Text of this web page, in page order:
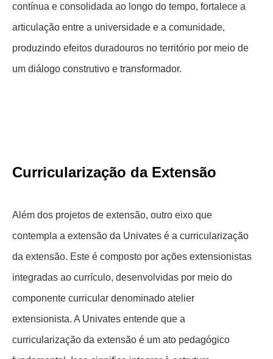
contínua e consolidada ao longo do tempo, fortalece a
articulação entre a universidade e a comunidade,
produzindo efeitos duradouros no território por meio de
um diálogo construtivo e transformador.
Curricularização da Extensão
Além dos projetos de extensão, outro eixo que
contempla a extensão da Univates é a curricularização
da extensão. Este é composto por ações extensionistas
integradas ao currículo, desenvolvidas por meio do
componente curricular denominado atelier
extensionista. A Univates entende que a
curricularização da extensão é um ato pedagógico